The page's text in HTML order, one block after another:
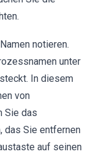
notieren.
unter
In diesem
von
Sie das
das Sie entfernen
auf seinen